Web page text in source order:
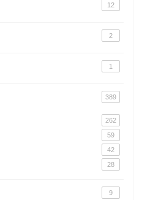
12
2
1
389
262
59
42
28
9